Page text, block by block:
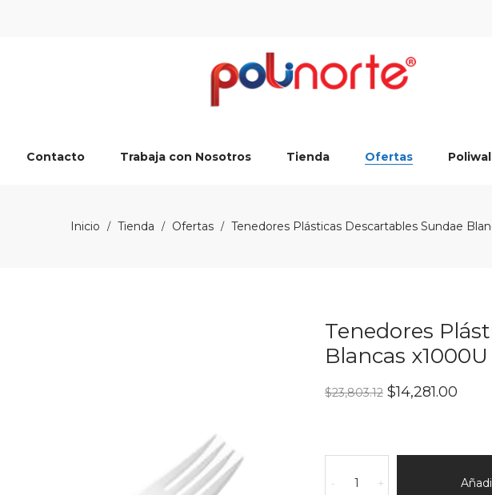
Contacto Trabaja con Nosotros Tienda Ofertas
Inicio / Tienda / Ofertas / Tenedores Plásticas Descartables Sundae
Tenedores
Blancas x1000U
$23,803.12 El
$14,281.00
-
Plásticas
+